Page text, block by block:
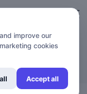
improve our
cookies
Accept all